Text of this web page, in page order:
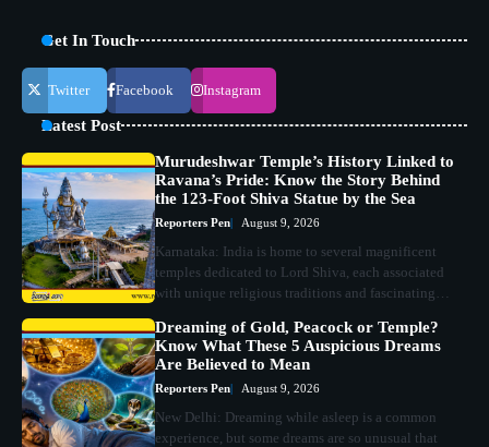
Get In Touch
Twitter Facebook Instagram
Latest Post
Murudeshwar Temple’s History Linked to
Ravana’s Pride: Know the Story Behind
the 123-Foot Shiva Statue by the Sea
Reporters Pen August 9, 2026
Karnataka: India is home to several magnificent
temples dedicated to Lord Shiva, each associated
with unique religious traditions and fascinating…
Dreaming of Gold, Peacock or Temple?
Know What These 5 Auspicious Dreams
Are Believed to Mean
Reporters Pen August 9, 2026
New Delhi: Dreaming while asleep is a common
experience, but some dreams are so unusual that